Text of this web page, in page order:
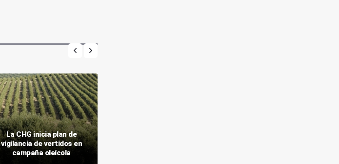
La CHG inicia plan de
vigilancia de vertidos en
campaña oleícola